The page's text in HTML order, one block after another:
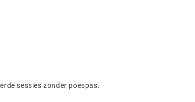
sessies zonder poespas.